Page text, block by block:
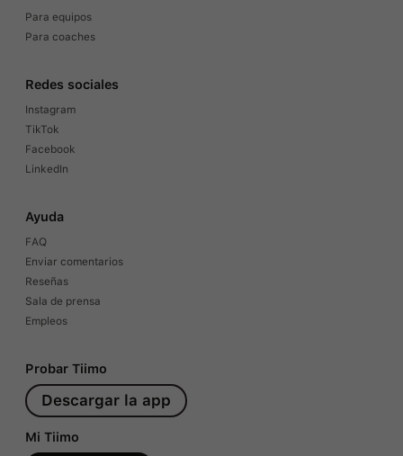
Para equipos
Para coaches
Redes sociales
Instagram
TikTok
Facebook
LinkedIn
Ayuda
FAQ
Enviar comentarios
Reseñas
Sala de prensa
Empleos
Probar Tiimo
Descargar la app
Mi Tiimo